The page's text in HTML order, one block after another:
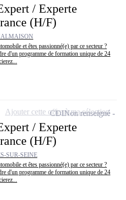
/ Experte
(H/F)
et êtes passionné(e) par ce secteur ?
d'un programme de formation unique de 24
/ Experte
(H/F)
SUR-SEINE
et êtes passionné(e) par ce secteur ?
d'un programme de formation unique de 24
CDINon renseigné
Ajouter cette offre à ma sélection